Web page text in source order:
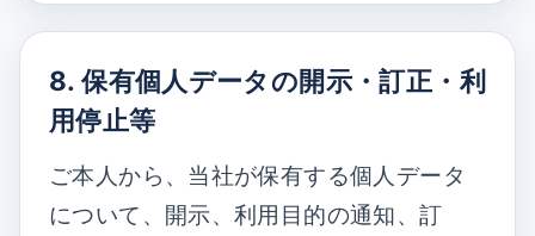
8. 保有個人データの開示・訂正・利
用停止等
ご本人から、当社が保有する個人データ
について、開示、利用目的の通知、訂